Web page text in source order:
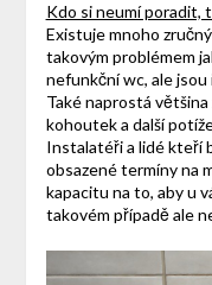
Kdo si neumí poradit,
Existuje mnoho
takovým problémem
nefunkční wc, ale
Také naprostá
kohoutek a další
Instalatéři a lidé kteří
obsazené termíny na
kapacitu na to, aby u
takovém případě ale